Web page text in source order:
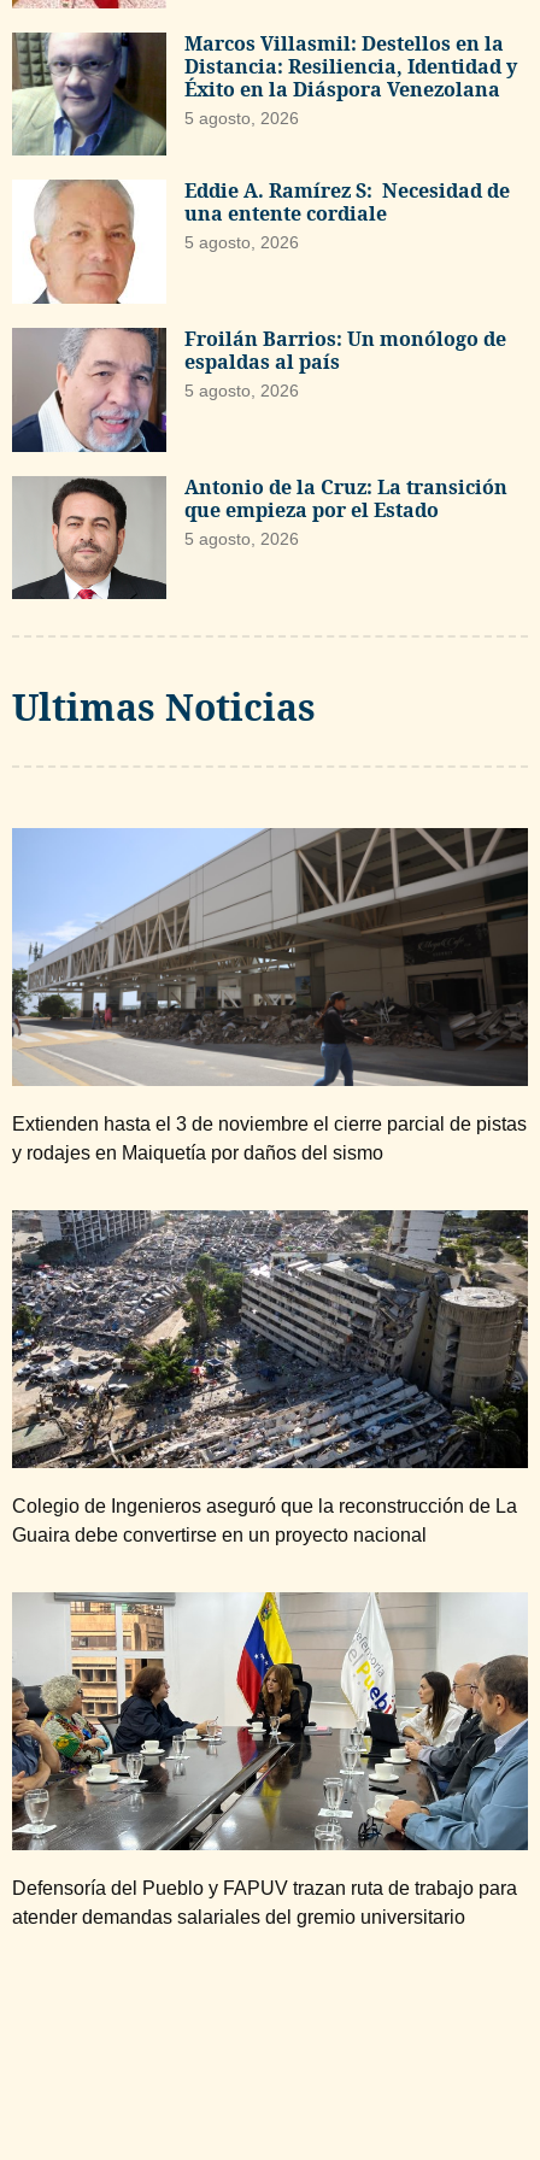
Marcos Villasmil: Destellos en la
Distancia: Resiliencia, Identidad y
Éxito en la Diáspora Venezolana
5 agosto, 2026
Eddie A. Ramírez S: Necesidad de
una entente cordiale
5 agosto, 2026
Froilán Barrios: Un monólogo de
espaldas al país
5 agosto, 2026
Antonio de la Cruz: La transición
que empieza por el Estado
5 agosto, 2026
Ultimas Noticias
Extienden hasta el 3 de noviembre el cierre parcial de pistas
y rodajes en Maiquetía por daños del sismo
Colegio de Ingenieros aseguró que la reconstrucción de La
Guaira debe convertirse en un proyecto nacional
Defensoría del Pueblo y FAPUV trazan ruta de trabajo para
atender demandas salariales del gremio universitario